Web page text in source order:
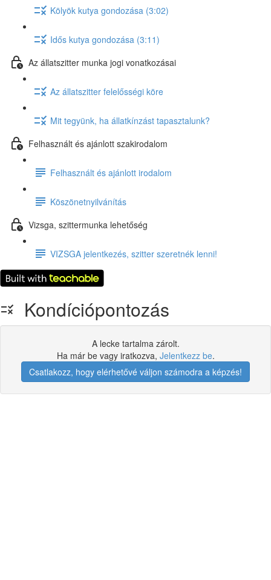
Kölyök kutya gondozása (3:02)
Idős kutya gondozása (3:11)
Az állatszitter munka jogi vonatkozásai
Az állatszitter felelősségi köre
Mit tegyünk, ha állatkínzást tapasztalunk?
Felhasznált és ajánlott szakirodalom
Felhasznált és ajánlott irodalom
Köszönetnyilvánítás
Vizsga, szittermunka lehetőség
VIZSGA jelentkezés, szitter szeretnék lenni!
Kondíciópontozás
A lecke tartalma zárolt.
Ha már be vagy iratkozva, Jelentkezz be.
Csatlakozz, hogy elérhetővé váljon számodra a képzés!